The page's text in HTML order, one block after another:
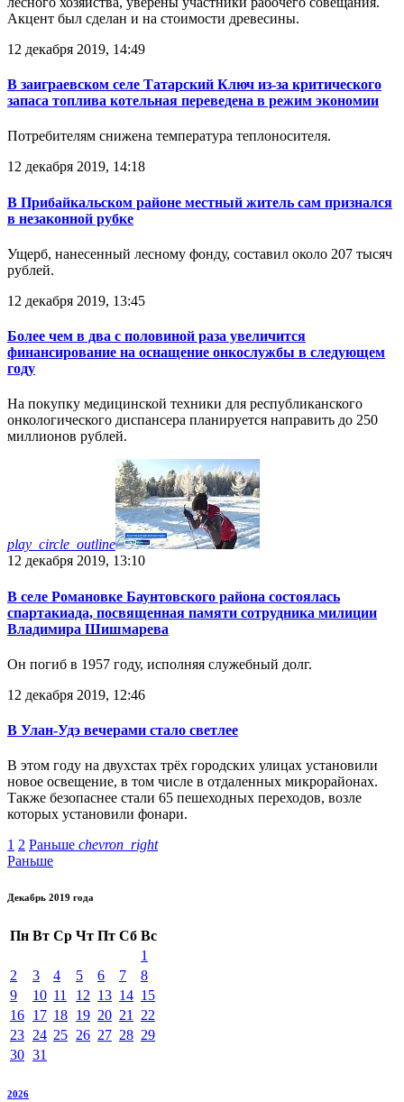
Акцент был сделан и на стоимости древесины.
12 декабря 2019, 14:49
В заиграевском селе Татарский Ключ из-за критического
запаса топлива котельная переведена в режим экономии
Потребителям снижена температура теплоносителя.
12 декабря 2019, 14:18
В Прибайкальском районе местный житель сам признался
в незаконной рубке
Ущерб, нанесенный лесному фонду, составил около 207 тысяч
рублей.
12 декабря 2019, 13:45
Более чем в два с половиной раза увеличится
финансирование на оснащение онкослужбы в следующем
году
На покупку медицинской техники для республиканского
онкологического диспансера планируется направить до 250
миллионов рублей.
play_circle_outline
12 декабря 2019, 13:10
В селе Романовке Баунтовского района состоялась
спартакиада, посвященная памяти сотрудника милиции
Владимира Шишмарева
Он погиб в 1957 году, исполняя служебный долг.
12 декабря 2019, 12:46
В Улан-Удэ вечерами стало светлее
В этом году на двухстах трёх городских улицах установили
новое освещение, в том числе в отдаленных микрорайонах.
Также безопаснее стали 65 пешеходных переходов, возле
которых установили фонари.
1 2 Раньше chevron_right
Раньше
Декабрь 2019 года
Пн Вт Ср Чт Пт Сб Вс
1
2
3 4 5 6 7
8
9
10 11 12 13 14 15
16 17 18 19 20 21
22
23 24 25 26 27 28 29
30 31
2026